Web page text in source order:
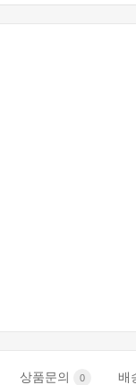
상품문의 0 배